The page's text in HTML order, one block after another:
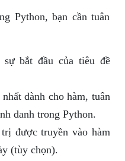
Python, bạn cần tuân
bắt đầu của tiêu đề
dành cho hàm, tuân
danh trong Python.
được truyền vào hàm
(tùy chọn).